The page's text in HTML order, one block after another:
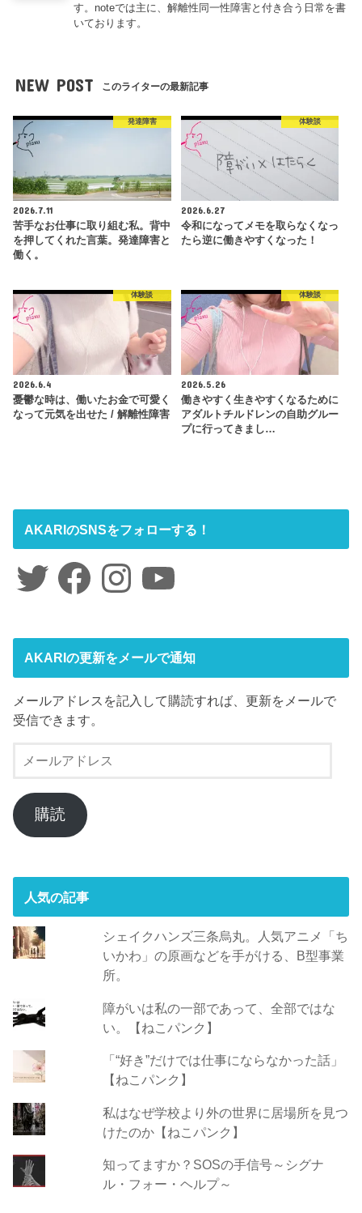
す。noteでは主に、解離性同一性障害と付き合う日常を書
いております。
NEW POST このライターの最新記事
発達障害
2026.7.11
苦手なお仕事に取り組む私。背中
を押してくれた言葉。発達障害と
働く。
体験談
2026.6.27
令和になってメモを取らなくなっ
たら逆に働きやすくなった！
体験談
2026.6.4
憂鬱な時は、働いたお金で可愛く
なって元気を出せた / 解離性障害
体験談
2026.5.26
働きやすく生きやすくなるために
アダルトチルドレンの自助グルー
プに行ってきまし…
AKARIのSNSをフォローする！
Twitter FacebookInstagramYouTube
AKARIの更新をメールで通知
メールアドレスを記入して購読すれば、更新をメールで
受信できます。
ア
ド
購読
人気の記事
シェイクハンズ三条烏丸。人気アニメ「ち
いかわ」の原画などを手がける、B型事業
所。
障がいは私の一部であって、全部ではな
い。【ねこパンク】
「“好き”だけでは仕事にならなかった話」
【ねこパンク】
私はなぜ学校より外の世界に居場所を見つ
けたのか【ねこパンク】
知ってますか？SOSの手信号～シグナ
ル・フォー・ヘルプ～